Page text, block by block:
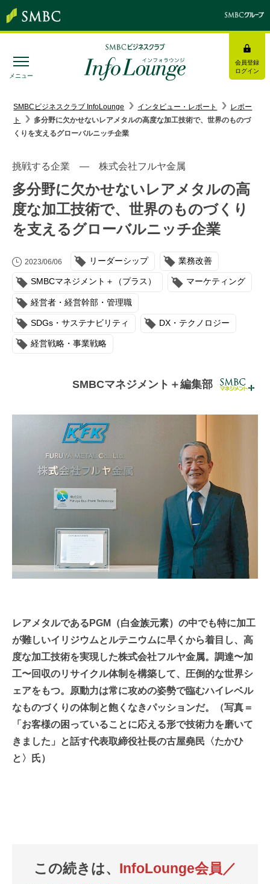
メニュー
会員登録
ログイン
みんなの研修
ログイン/会員登録
トピックス＆インフォメーション
お役立ち情報
インタビュー・レポート
連載・コラム
イベント・セミナー
利用規約
プライバシーポリシー
本サイトのご利用にあたって
SMBCビジネスクラブ InfoLounge インタビュー・レポート
レポー
ト
多分野に欠かせないレアメタルの高度な加工技術で、世界のものづ
くりを支えるグローバルニッチ企業
挑戦する企業 ― 株式会社フルヤ金属
多分野に欠かせないレアメタルの高
度な加工技術で、世界のものづくり
を支えるグローバルニッチ企業
2023/06/06 リーダーシップ 業務改善
SMBCマネジメント＋（プラス） マーケティング
経営者・経営幹部・管理職
SDGs・サステナビリティ DX・テクノロジー
経営戦略・事業戦略
SMBCマネジメント＋編集部
レアメタルであるPGM（白金族元素）の中でも特に加工
が難しいイリジウムとルテニウムに早くから着目し、高
度な加工技術を実現した株式会社フルヤ金属。調達〜加
工〜回収のリサイクル体制を構築して、圧倒的な世界シ
ェアをもつ。原動力は常に攻めの姿勢で臨むハイレベル
なものづくりの体制と飽くなきパッションだ。（写真＝
「お客様の困っていることに応える形で技術力を磨いて
きました」と話す代表取締役社長の古屋堯民〈たかひ
と〉氏）
この続きは、 InfoLounge会員／